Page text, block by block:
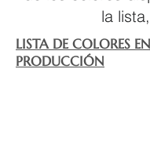
la lista,
LISTA DE COLORES EN
PRODUCCIÓN